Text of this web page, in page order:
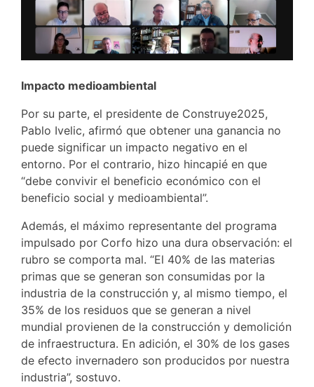
Impacto medioambiental
Por su parte, el presidente de Construye2025,
Pablo Ivelic, afirmó que obtener una ganancia no
puede significar un impacto negativo en el
entorno. Por el contrario, hizo hincapié en que
“debe convivir el beneficio económico con el
beneficio social y medioambiental”.
Además, el máximo representante del programa
impulsado por Corfo hizo una dura observación: el
rubro se comporta mal. “El 40% de las materias
primas que se generan son consumidas por la
industria de la construcción y, al mismo tiempo, el
35% de los residuos que se generan a nivel
mundial provienen de la construcción y demolición
de infraestructura. En adición, el 30% de los gases
de efecto invernadero son producidos por nuestra
industria”, sostuvo.